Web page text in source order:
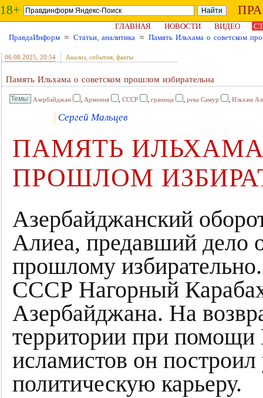
18+
ГЛАВНАЯ НОВОСТИ ВИДЕО
ПравдаИнформ ≈ Статьи, аналитика ≈ Память Ильхама о советском
06.08.2025 , 20:54 Анализ, события, факты
Память Ильхама о советском прошлом избирательна
Азербайджан , Армения , СССР , граница , река Самур , Ильхам
Сергей Мальцев
ПАМЯТЬ
ПРОШЛОМ
Азербайджанский
Алиеа, предавший дело
прошлому
СССР Нагорный
Азербайджана. На
территории при
исламистов он
политическую карьеру.